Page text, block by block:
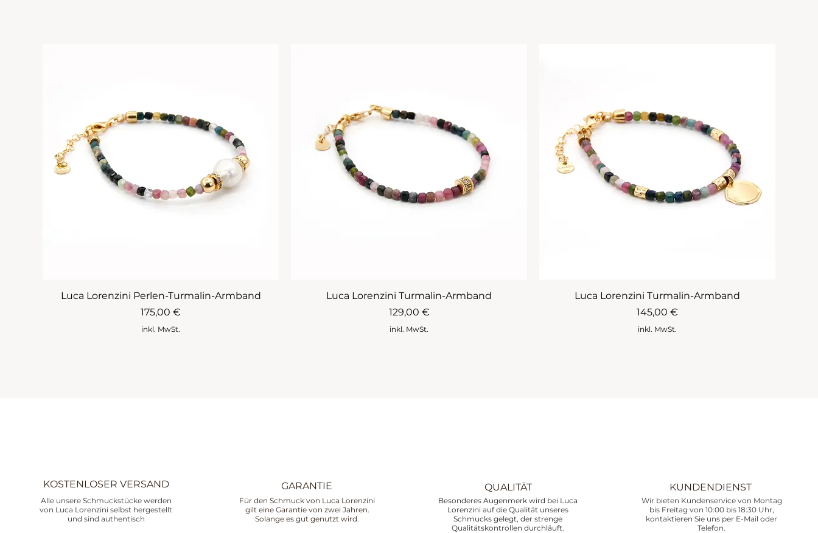
Luca Lorenzini Perlen-Turmalin-Armband
Preis
175,00 €
inkl. MwSt.
Luca Lorenzini Turmalin-Armband
Preis
129,00 €
inkl. MwSt.
Luca Lorenzini Turmalin-Armband
Preis
145,00 €
inkl. MwSt.
KOSTENLOSER VERSAND
Alle unsere Schmuckstücke werden
von Luca Lorenzini selbst hergestellt
und sind authentisch
GARANTIE
Für den Schmuck von Luca Lorenzini
gilt eine Garantie von zwei Jahren.
Solange es gut genutzt wird.
QUALITÄT
Besonderes Augenmerk wird bei Luca
Lorenzini auf die Qualität unseres
Schmucks gelegt, der strenge
Qualitätskontrollen durchläuft.
KUNDENDIENST
Wir bieten Kundenservice von Montag
bis Freitag von 10:00 bis 18:30 Uhr,
kontaktieren Sie uns per E-Mail oder
Telefon.